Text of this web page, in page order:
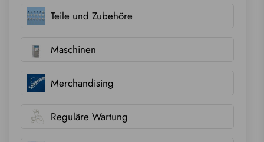
Teile und Zubehöre
Maschinen
Merchandising
Reguläre Wartung